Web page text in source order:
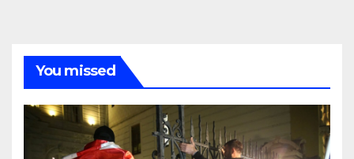
You missed